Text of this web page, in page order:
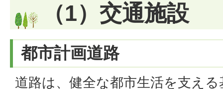
（1）交通施設
都市計画道路
道路は、健全な都市生活を支え